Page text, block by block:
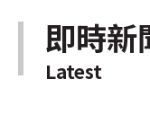
即時新
Latest